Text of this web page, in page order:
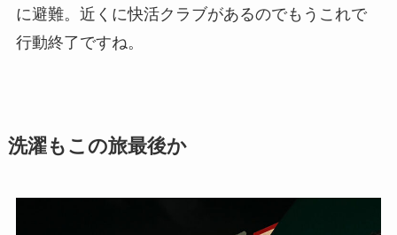
に避難。近くに快活クラブがあるのでもうこれで
行動終了ですね。
洗濯もこの旅最後か